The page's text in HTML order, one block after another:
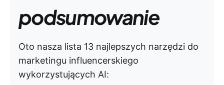
podsumowanie
Oto nasza lista 13 najlepszych narzędzi do
marketingu influencerskiego
wykorzystujących AI: